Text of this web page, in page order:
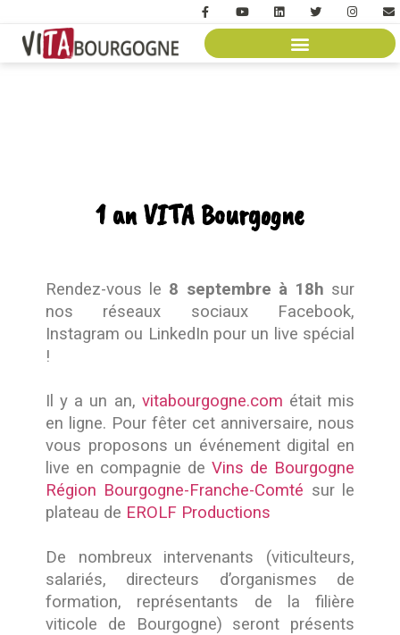
1 an VITA Bourgogne
Rendez-vous le 8 septembre à 18h sur
nos réseaux sociaux Facebook,
Instagram ou LinkedIn pour un live spécial
!
Il y a un an, vitabourgogne.com était mis
en ligne. Pour fêter cet anniversaire, nous
vous proposons un événement digital en
live en compagnie de Vins de Bourgogne
Région Bourgogne-Franche-Comté sur le
plateau de EROLF Productions
De nombreux intervenants (viticulteurs,
salariés, directeurs d’organismes de
formation, représentants de la filière
viticole de Bourgogne) seront présents